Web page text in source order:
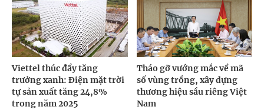
Viettel thúc đẩy tăng
trưởng xanh: Điện mặt trời
tự sản xuất tăng 24,8%
trong năm 2025
Tháo gỡ vướng mắc về mã
số vùng trồng, xây dựng
thương hiệu sầu riêng Việt
Nam